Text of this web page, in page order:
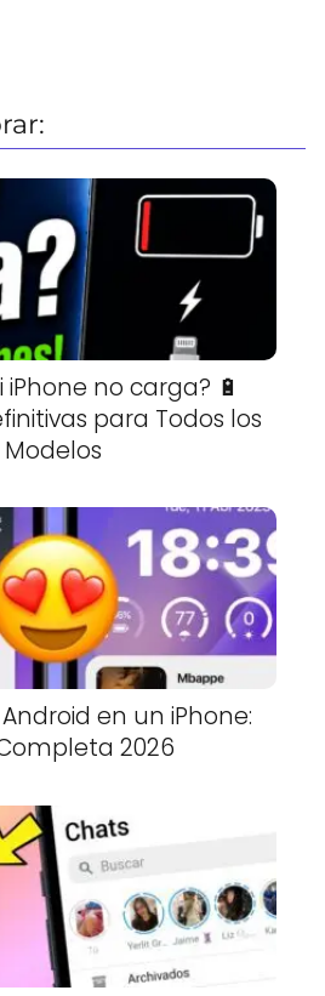
no carga? 🔋
para Todos los
Modelos
en un iPhone:
2026